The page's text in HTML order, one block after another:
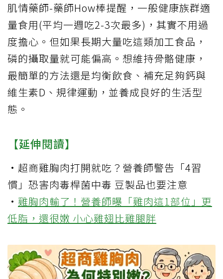
肌情藥師-藥師How棒提醒，一般健康族群適
量食用(平均一週吃2-3次最多)，其實不用過
度擔心。但如果長期大量吃這類加工食品，
磷的攝取量就可能偏高。想維持骨骼健康，
最簡單的方法還是均衡飲食、補充足夠鈣與
維生素D、規律運動，並養成良好的生活型
態。
【延伸閱讀】
· 超商雞胸肉打開就吃？營養師警告「4習
慣」恐害肉毒桿菌中毒 豆製品也要注意
· 雞胸肉輸了！營養師曝「雞肉這1部位」更
低脂，還很嫩 小心雞翅比雞腿胖